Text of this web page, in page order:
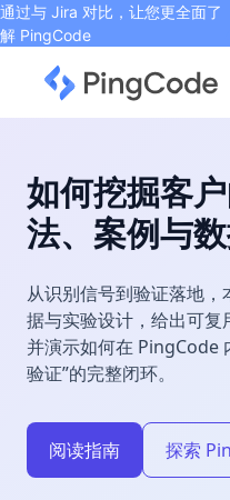
通过与 Jira 对比，让您更全面了
解 PingCode
如何挖掘客
法、案例与
从识别信号到验证落地，
据与实验设计，给出可复
并演示如何在
验证”的完整闭环。
阅读指南 探索